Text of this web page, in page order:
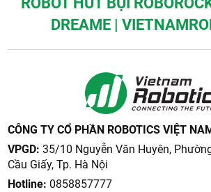
DREAME |
CÔNG TY CỔ PHẦN ROBOTICS VIỆT
VPGD: 35/10 Nguyễn Văn Huyên,
Cầu Giấy, Tp. Hà Nội
Hotline: 0858857777